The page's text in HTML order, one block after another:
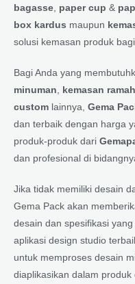
bagasse paper cup &
box kardus maupun
solusi kemasan produk bagi
Bagi Anda yang
minuman
kemasan
custom lainnya, Gema
dan terbaik dengan harga
produk-produk dari
dan profesional di
Jika tidak memiliki desain
Gema Pack akan
desain dan spesifikasi
aplikasi design studio
untuk memproses desain
diaplikasikan dalam produk